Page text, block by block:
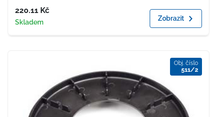
Cena
220.11 Kč
Dostupnost
Skladem Zobrazit
Obj. číslo
511/2